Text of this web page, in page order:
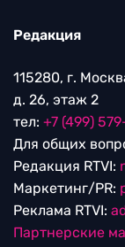
Редакция
115280, г.
д. 26, этаж 2
тел: +7 (499)
Для общих
Редакция RTVI:
Маркетинг/PR:
Реклама RTVI:
Партнерские